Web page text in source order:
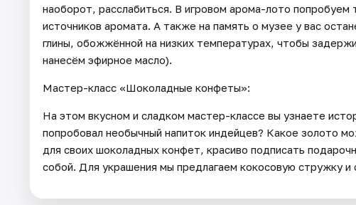
наоборот, расслабиться. В игровом арома-лото попробуем
источников аромата. А также на память о музее у вас
глины, обожжённой на низких температурах, чтобы
нанесём эфирное масло).
Мастер-класс «Шоколадные конфеты»:
На этом вкусном и сладком мастер-классе вы узнаете
попробовал необычный напиток индейцев? Какое золото
для своих шоколадных конфет, красиво подписать
собой. Для украшения мы предлагаем кокосовую стружку